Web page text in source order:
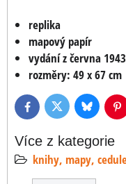
replika
mapový papír
vydání z června 1943
rozměry: 49 x 67 cm
FacebookTwitter Bluesky
Více z kategorie
knihy, mapy,